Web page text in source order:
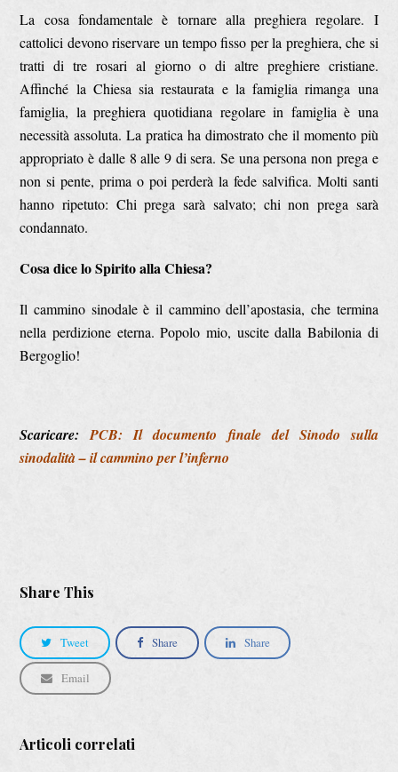
La cosa fondamentale è tornare alla preghiera regolare. I
cattolici devono riservare un tempo fisso per la preghiera, che si
tratti di tre rosari al giorno o di altre preghiere cristiane.
Affinché la Chiesa sia restaurata e la famiglia rimanga una
famiglia, la preghiera quotidiana regolare in famiglia è una
necessità assoluta. La pratica ha dimostrato che il momento più
appropriato è dalle 8 alle 9 di sera. Se una persona non prega e
non si pente, prima o poi perderà la fede salvifica. Molti santi
hanno ripetuto: Chi prega sarà salvato; chi non prega sarà
condannato.
Cosa dice lo Spirito alla Chiesa?
Il cammino sinodale è il cammino dell’apostasia, che termina
nella perdizione eterna. Popolo mio, uscite dalla Babilonia di
Bergoglio!
Scaricare:PCB: Il documento finale del Sinodo sulla
sinodalità – il cammino per l’inferno
Share This
Tweet Share Share
Email
Articoli correlati